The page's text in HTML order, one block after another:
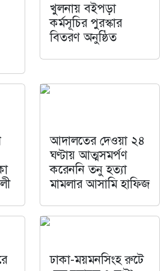
খুলনায় বইপড়া
কর্মসূচির পুরস্কার
বিতরণ অনুষ্ঠিত
আদালতের দেওয়া ২৪
ঘণ্টায় আত্মসমর্পণ
করেননি তনু হত্যা
মামলার আসামি হাফিজ
ঢাকা-ময়মনসিংহ রুটে